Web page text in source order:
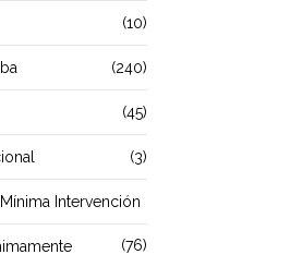
(10)
(240)
(45)
(3)
Intervención
(76)